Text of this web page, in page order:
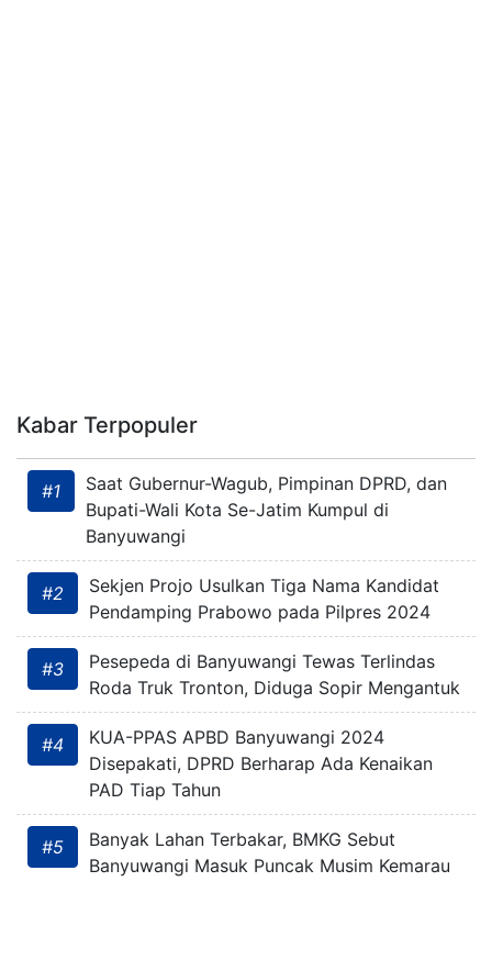
Kabar Terpopuler
#1
Saat Gubernur-Wagub, Pimpinan DPRD, dan
Bupati-Wali Kota Se-Jatim Kumpul di
Banyuwangi
#2
Sekjen Projo Usulkan Tiga Nama Kandidat
Pendamping Prabowo pada Pilpres 2024
#3
Pesepeda di Banyuwangi Tewas Terlindas
Roda Truk Tronton, Diduga Sopir Mengantuk
#4
KUA-PPAS APBD Banyuwangi 2024
Disepakati, DPRD Berharap Ada Kenaikan
PAD Tiap Tahun
#5
Banyak Lahan Terbakar, BMKG Sebut
Banyuwangi Masuk Puncak Musim Kemarau